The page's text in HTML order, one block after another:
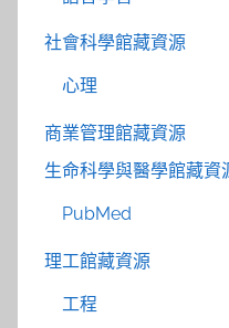
社會科學館藏資源
心理
商業管理館藏資源
生命科學與醫學館藏資
PubMed
理工館藏資源
工程